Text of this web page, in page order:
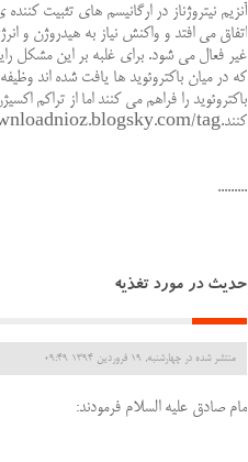
آنزیم نیتروژناز در ارگانیسم های تثبیت
اتفاق می افتد و واکنش نیاز به هیدروژن و
غیر فعال می شود. برای غلبه بر این مشکل
که در میان باکتروئوید ها یافت شده اند
باکتروئوید را فراهم می کنند اما از تراکم
کنند.http://downloadnioz.blogsky.com/tag/
.........
حدیث در مورد تغذیه
منتشر شده در چهارشنبه, 19 فروردين 1394 09:49
مام صادق علیه السلام فرمودند: